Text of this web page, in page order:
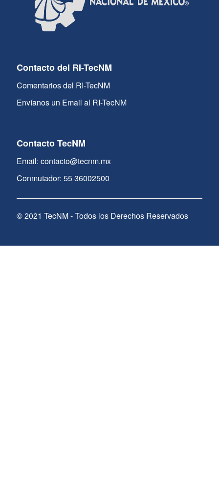
Contacto del RI-TecNM
Comentarios del RI-TecNM
Envíanos un Email al RI-TecNM
Contacto TecNM
Email: contacto@tecnm.mx
Conmutador: 55 36002500
© 2021 TecNM - Todos los Derechos Reservados